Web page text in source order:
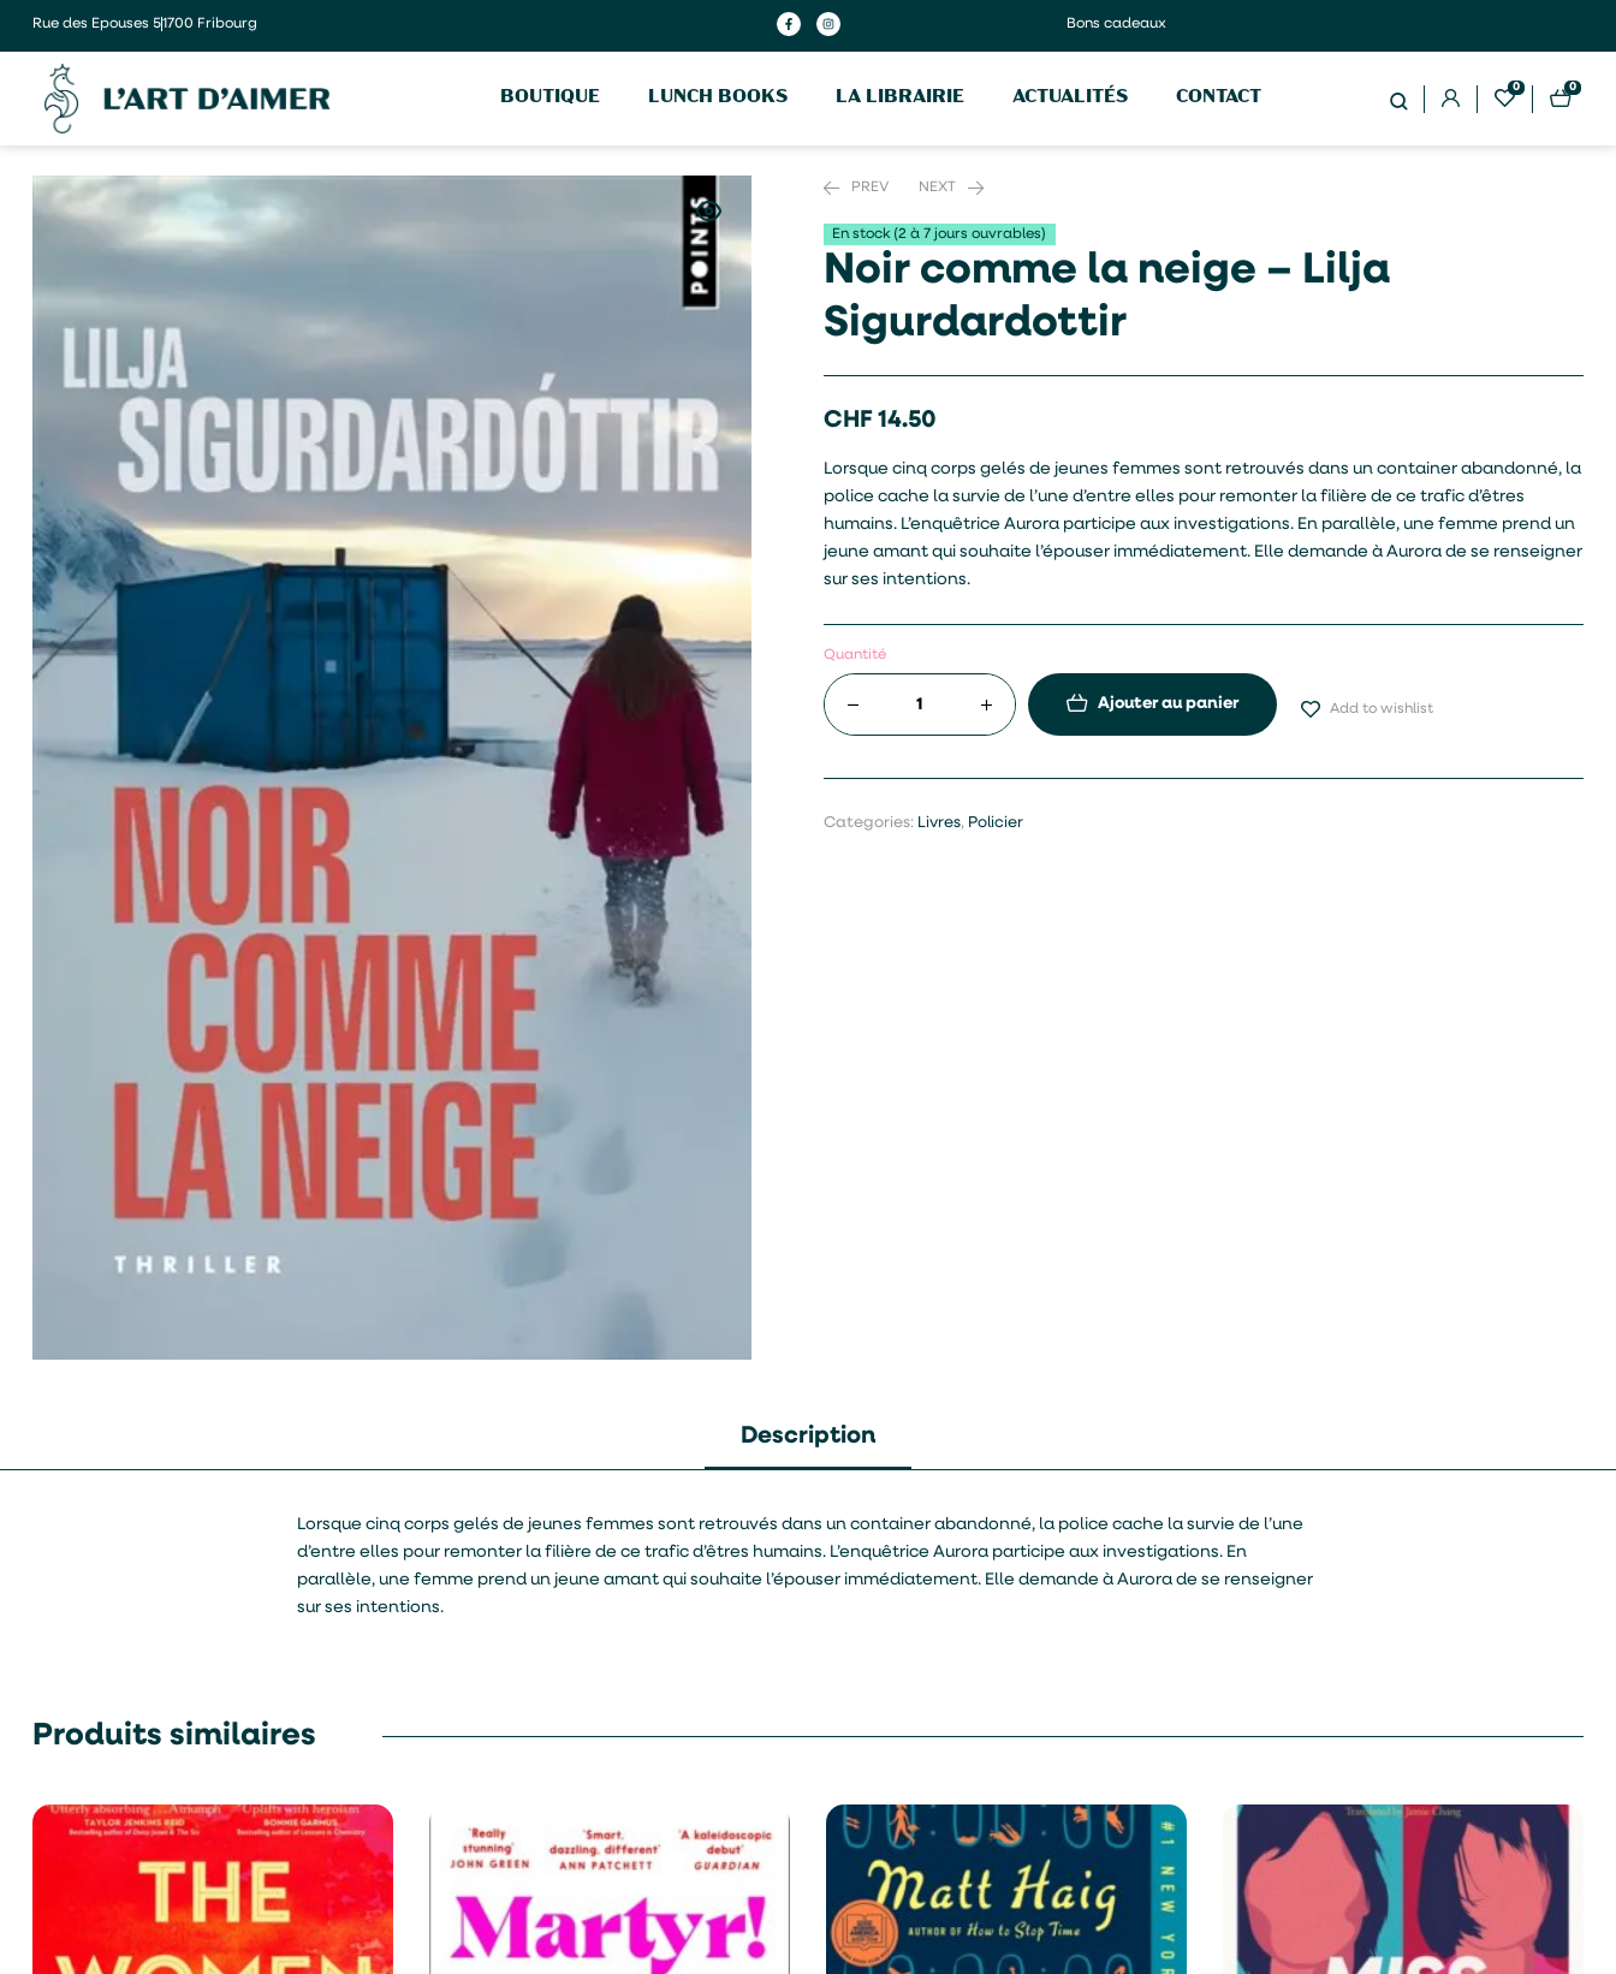
Rue des Epouses 51700 Fribourg Bons cadeaux
BOUTIQUE LUNCH BOOKS LA LIBRAIRIE ACTUALITÉS CONTACT
0 0
PREV NEXT
En stock (2 à 7 jours ouvrables)
Noir comme la neige – Lilja
Sigurdardottir
CHF 14.50
Lorsque cinq corps gelés de jeunes femmes sont retrouvés dans un container abandonné, la
police cache la survie de l’une d’entre elles pour remonter la filière de ce trafic d’êtres
humains. L’enquêtrice Aurora participe aux investigations. En parallèle, une femme prend un
jeune amant qui souhaite l’épouser immédiatement. Elle demande à Aurora de se renseigner
sur ses intentions.
Quantité
Ajouter au panier Add to wishlist
Categories: Livres, Policier
Description
Lorsque cinq corps gelés de jeunes femmes sont retrouvés dans un container abandonné, la police cache la survie de l’une
d’entre elles pour remonter la filière de ce trafic d’êtres humains. L’enquêtrice Aurora participe aux investigations. En
parallèle, une femme prend un jeune amant qui souhaite l’épouser immédiatement. Elle demande à Aurora de se renseigner
sur ses intentions.
Produits similaires